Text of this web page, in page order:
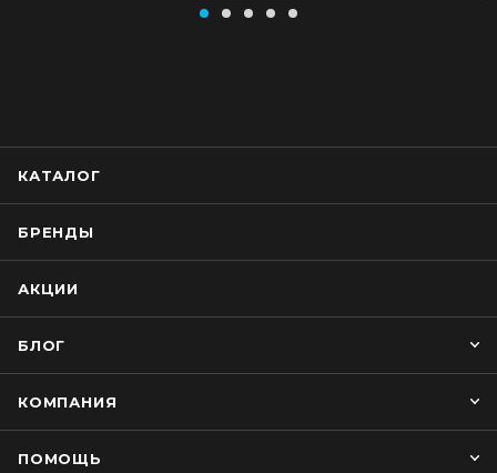
КАТАЛОГ
БРЕНДЫ
АКЦИИ
БЛОГ
КОМПАНИЯ
ПОМОЩЬ